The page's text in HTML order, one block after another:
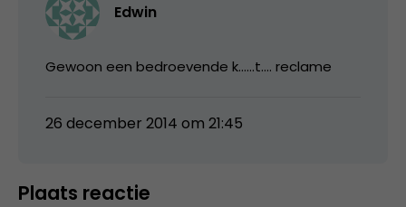
Edwin
Gewoon een bedroevende k……t…. reclame
26 december 2014 om 21:45
Plaats reactie